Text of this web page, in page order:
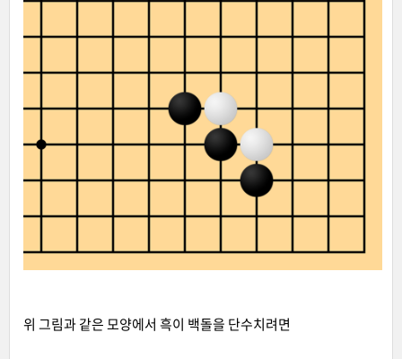
위 그림과 같은 모양에서 흑이 백돌을 단수치려면